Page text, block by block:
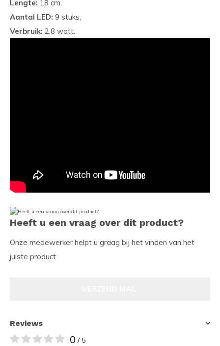
Lengte: 18 cm,
Aantal LED: 9 stuks,
Verbruik: 2,8 watt.
Heeft u een vraag over dit product?
Onze medewerker helpt u graag bij het vinden van het
juiste product
Reviews
0 / 5